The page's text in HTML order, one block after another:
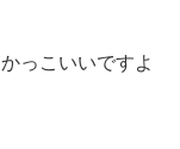
っこいいですよ